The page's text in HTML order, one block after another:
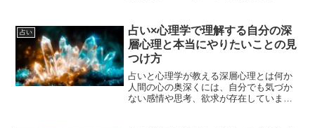
割を果たします。占いを通じて自分の状
況や未来について客観的に...
占い
占い×心理学で理解する自分の深
層心理と本当にやりたいことの見
つけ方
占いと心理学が教える深層心理とは何か
人間の心の奥深くには、自分でも気づか
ない感情や思考、欲求が存在していま